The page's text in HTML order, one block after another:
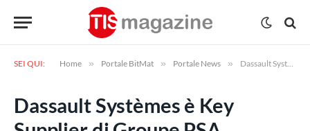
SEI QUI: Home » Portale BitMat » Portale News » Dassault Systèmes è Key Supplier di Groupe PSA
Dassault Systèmes è Key